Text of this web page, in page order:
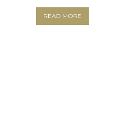
READ MORE